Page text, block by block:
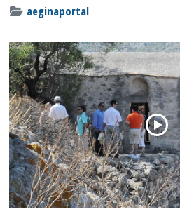
aeginaportal